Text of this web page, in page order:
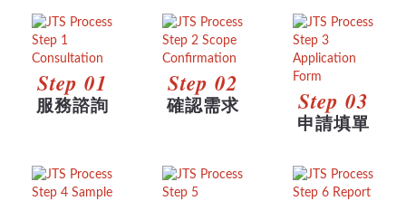
Step 01
服務諮詢
Step 02
確認需求 Step 03
申請填單